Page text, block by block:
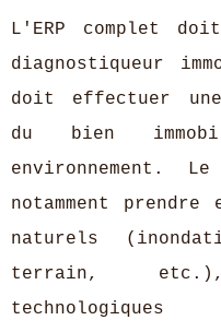
L'ERP complet
diagnostiqueur
doit effectuer une
du bien
environnement.
notamment
naturels
terrain,